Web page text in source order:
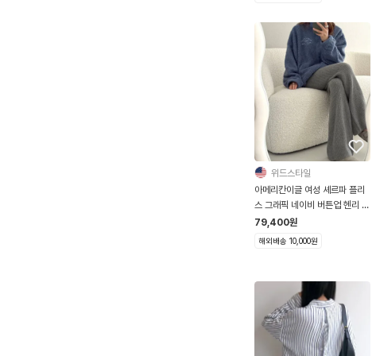
위드스타일
아메리칸이글 여성 셰르파 플리
스 그래픽 네이비 버튼업 헨리 스
웻셔츠
79,400원
해외배송 10,000원